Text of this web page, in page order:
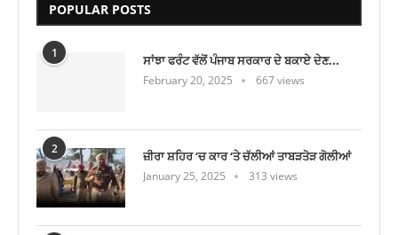
POPULAR POSTS
1 ਸਾਂਝਾ ਫਰੰਟ ਵੱਲੋਂ ਪੰਜਾਬ ਸਰਕਾਰ ਦੇ ਬਕਾਏ ਦੇਣ...
February 20, 2025 667 views
2 ਜ਼ੀਰਾ ਸ਼ਹਿਰ ‘ਚ ਕਾਰ ‘ਤੇ ਚੱਲੀਆਂ ਤਾਬੜਤੋੜ ਗੋਲੀਆਂ
January 25, 2025 313 views